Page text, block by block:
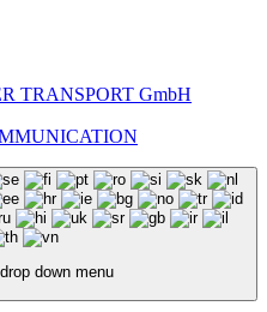
TRANSPORT GmbH